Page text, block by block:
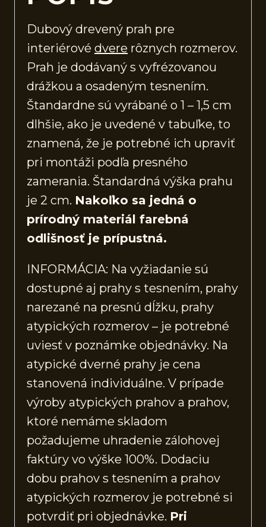
Dubový drevený prah pre
interiérové dvere rôznych rozmerov.
Prah je dodávaný s vyfrézovanou
drážkou a osadeným tesnením.
Štandardne sú vyrábané o 1 – 1,5 cm
dlhšie, ako je uvedené v tabuľke, to
znamená, že je potrebné ich upraviť
pri montáži podľa presného
zamerania. Štandardná výška prahu
je 2 cm. Nakoľko sa jedná o
prírodný materiál farebná
odlišnosť je prípustná.
INFORMÁCIA: Na vyžiadanie sú
dostupné aj prahy s tesnením, prahy
narezané na presnú dĺžku, prahy
atypických rozmerov – je potrebné
uviesť v poznámke objednávky. Na
atypické dverné prahy je cena
stanovená individuálne. V prípade
výroby atypických prahov a prahov,
ktoré nemáme skladom
požadujeme uhradenie zálohovej
faktúry vo výške 100%. Dodaciu
dobu prahov s tesnením a prahov
atypických rozmerov je potrebné si
potvrdiť pri objednávke. Pri